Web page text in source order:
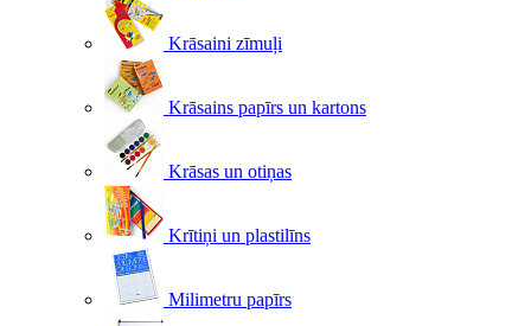
Krāsaini zīmuļi
Krāsains papīrs un kartons
Krāsas un otiņas
Krītiņi un plastilīns
Milimetru papīrs